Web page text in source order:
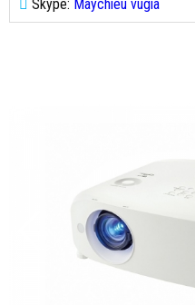
Skype: Maychieu vugia